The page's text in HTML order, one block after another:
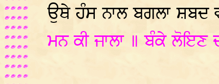
ਉਥੇ ਹੰਸ ਨਾਲ ਬਗਲਾ
ਮਨ ਕੀ ਜਾਲਾ ॥ ਬੰਕੇ ਲੋਇਣ